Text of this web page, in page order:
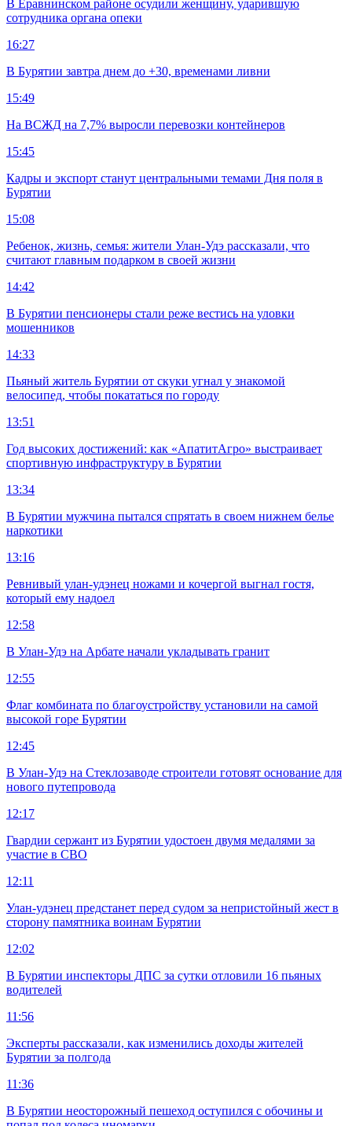
В Еравнинском районе осудили женщину, ударившую
сотрудника органа опеки
16:27
В Бурятии завтра днем до +30, временами ливни
15:49
На ВСЖД на 7,7% выросли перевозки контейнеров
15:45
Кадры и экспорт станут центральными темами Дня поля в
Бурятии
15:08
Ребенок, жизнь, семья: жители Улан-Удэ рассказали, что
считают главным подарком в своей жизни
14:42
В Бурятии пенсионеры стали реже вестись на уловки
мошенников
14:33
Пьяный житель Бурятии от скуки угнал у знакомой
велосипед, чтобы покататься по городу
13:51
Год высоких достижений: как «АпатитАгро» выстраивает
спортивную инфраструктуру в Бурятии
13:34
В Бурятии мужчина пытался спрятать в своем нижнем белье
наркотики
13:16
Ревнивый улан-удэнец ножами и кочергой выгнал гостя,
который ему надоел
12:58
В Улан-Удэ на Арбате начали укладывать гранит
12:55
Флаг комбината по благоустройству установили на самой
высокой горе Бурятии
12:45
В Улан-Удэ на Стеклозаводе строители готовят основание для
нового путепровода
12:17
Гвардии сержант из Бурятии удостоен двумя медалями за
участие в СВО
12:11
Улан-удэнец предстанет перед судом за непристойный жест в
сторону памятника воинам Бурятии
12:02
В Бурятии инспекторы ДПС за сутки отловили 16 пьяных
водителей
11:56
Эксперты рассказали, как изменились доходы жителей
Бурятии за полгода
11:36
В Бурятии неосторожный пешеход оступился с обочины и